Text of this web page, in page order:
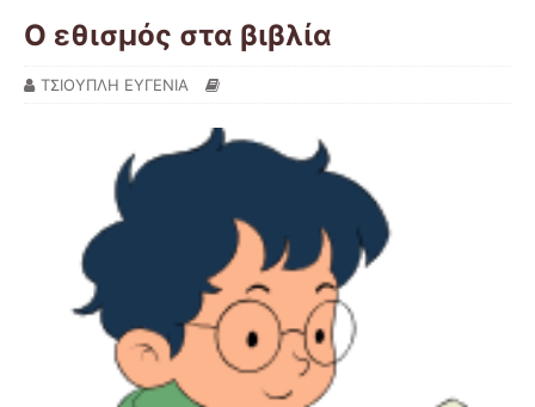
Ο εθισμός στα βιβλία
ΤΣΙΟΥΠΛΗ ΕΥΓΕΝΙΑ